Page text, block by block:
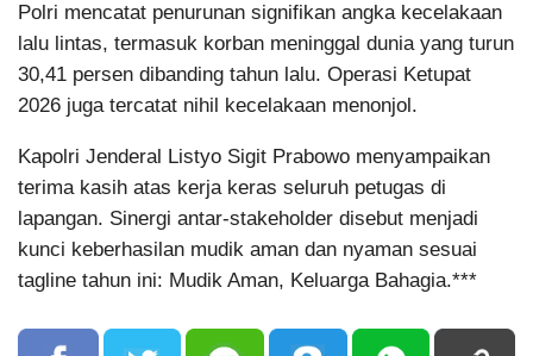
Polri mencatat penurunan signifikan angka kecelakaan
lalu lintas, termasuk korban meninggal dunia yang turun
30,41 persen dibanding tahun lalu. Operasi Ketupat
2026 juga tercatat nihil kecelakaan menonjol.
Kapolri Jenderal Listyo Sigit Prabowo menyampaikan
terima kasih atas kerja keras seluruh petugas di
lapangan. Sinergi antar-stakeholder disebut menjadi
kunci keberhasilan mudik aman dan nyaman sesuai
tagline tahun ini: Mudik Aman, Keluarga Bahagia.***